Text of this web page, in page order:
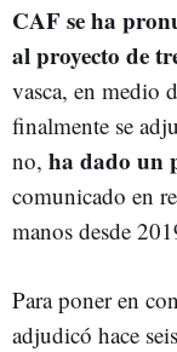
CAF se ha
al proyecto de
vasca, en medio
finalmente se
no, ha dado un
comunicado en
manos desde
Para poner en
adjudicó hace